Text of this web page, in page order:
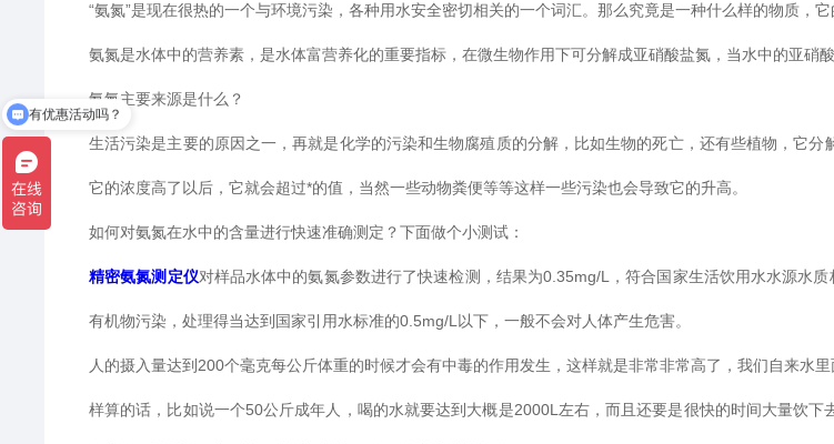
“氨氮”是现在很热的一个与环境污染，各种用水安全密切相关的一个词汇。那么究竟是一种什么样的物质，
氨氮是水体中的营养素，是水体富营养化的重要指标，在微生物作用下可分解成亚硝酸盐氮，当水中的亚硝
氨氮主要来源是什么？
生活污染是主要的原因之一，再就是化学的污染和生物腐殖质的分解，比如生物的死亡，还有些植物，它
它的浓度高了以后，它就会超过*的值，当然一些动物粪便等等这样一些污染也会导致它的升高。
如何对氨氮在水中的含量进行快速准确测定？下面做个小测试：
精密氨氮测定仪对样品水体中的氨氮参数进行了快速检测，结果为0.35mg/L，符合国家生活饮用水水源水
有机物污染，处理得当达到国家引用水标准的0.5mg/L以下，一般不会对人体产生危害。
人的摄入量达到200个毫克每公斤体重的时候才会有中毒的作用发生，这样就是非常非常高了，我们自来
样算的话，比如说一个50公斤成年人，喝的水就要达到大概是2000L左右，而且还要是很快的时间大量饮
有优惠活动吗？